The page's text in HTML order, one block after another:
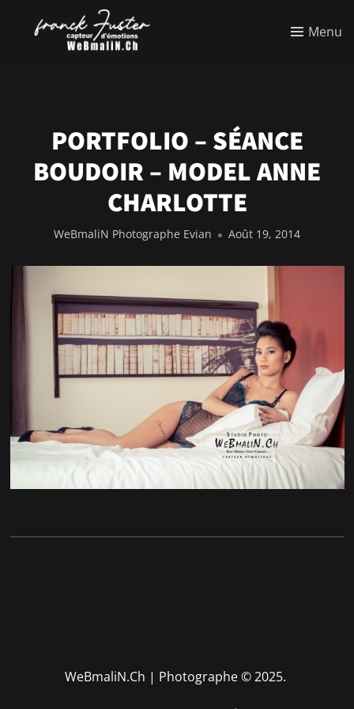
Menu
PORTFOLIO – SÉANCE
BOUDOIR – MODEL ANNE
CHARLOTTE
WeBmaliN Photographe Evian Août 19, 2014
WeBmaliN.Ch | Photographe© 2025.